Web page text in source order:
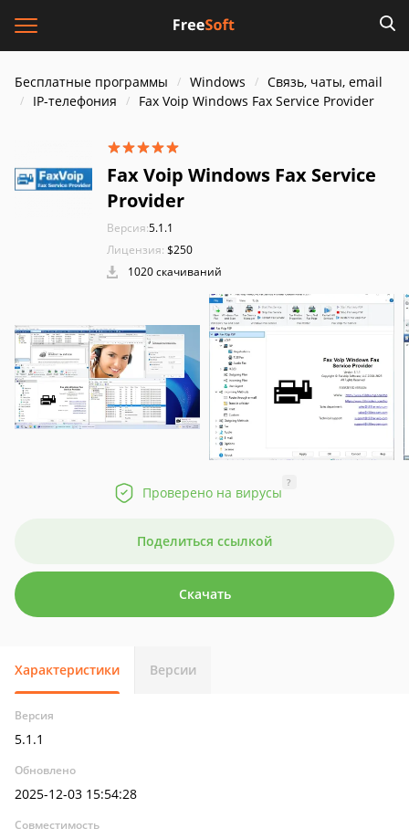
Бесплатные программы Windows
Связь, чаты, email
IP-телефония
Fax Voip Windows Fax Service Provider
Fax Voip Windows Fax Service
Provider
Версия:5.1.1
Лицензия: $250
1020 скачиваний
Проверено на вирусы
?
Поделиться ссылкой
Скачать
Характеристики Версии
Версия
5.1.1
Обновлено
2025-12-03 15:54:28
Совместимость